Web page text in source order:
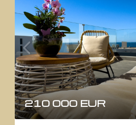
210 000 EUR